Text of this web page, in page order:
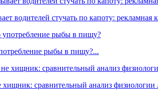
водителей стучать по капоту:
рыбы в пищу?...
сравнительный анализ